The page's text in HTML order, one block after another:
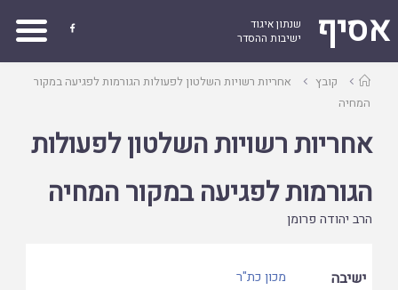
אסיף
שנתון איגוד
ישיבות ההסדר

עמוד
ראשי
קובץ
אחריות רשויות השלטון לפעולות הגורמות לפגיעה במקור
המחיה
אחריות רשויות השלטון לפעולות
הגורמות לפגיעה במקור המחיה
הרב יהודה פרומן
ישיבה מכון כת"ר